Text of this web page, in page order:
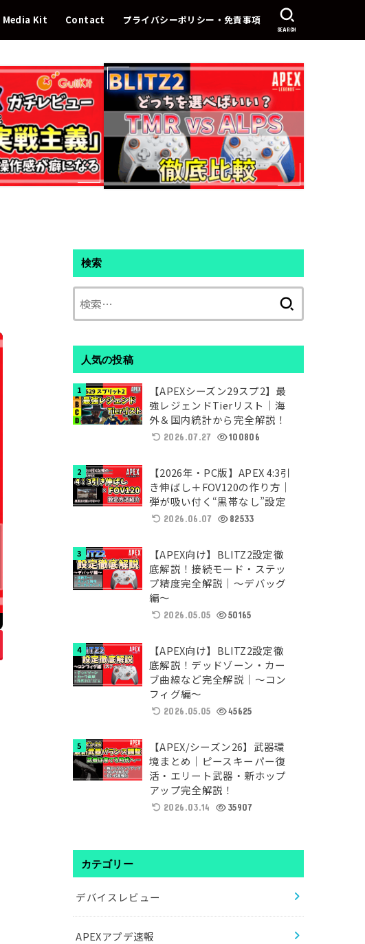
Media Kit Contact プライバシーポリシー・免責事項
SEARCH
検索
人気の投稿
【APEXシーズン29スプ2】最
強レジェンドTierリスト｜海
外＆国内統計から完全解説！
2026.07.27 100806
【2026年・PC版】APEX 4:3引
き伸ばし＋FOV120の作り方｜
弾が吸い付く“黒帯なし”設定
2026.06.07 82533
【APEX向け】BLITZ2設定徹
底解説！接続モード・ステッ
プ精度完全解説｜～デバッグ
編～
2026.05.05 50165
【APEX向け】BLITZ2設定徹
底解説！デッドゾーン・カー
ブ曲線など完全解説｜～コン
フィグ編～
2026.05.05 45625
【APEX/シーズン26】武器環
境まとめ｜ピースキーパー復
活・エリート武器・新ホップ
アップ完全解説！
2026.03.14 35907
カテゴリー
デバイスレビュー
APEXアプデ速報